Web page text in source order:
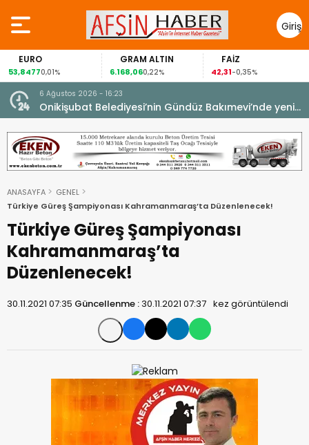
Giriş
Yap
0,01%
GRAM ALTIN
6.168,060,22%
FAİZ
42,31 -0,35%
6 Ağustos 2026 - 16:23
Onikişubat Belediyesi’nin Gündüz Bakımevi’nde yeni
dönemin ön kayıtları başladı.
ANASAYFA
GENEL
Türkiye Güreş Şampiyonası Kahramanmaraş’ta Düzenlenecek!
Türkiye Güreş Şampiyonası
Kahramanmaraş’ta
Düzenlenecek!
30.11.2021 07:35 Güncellenme :30.11.2021 07:37 kez görüntülendi